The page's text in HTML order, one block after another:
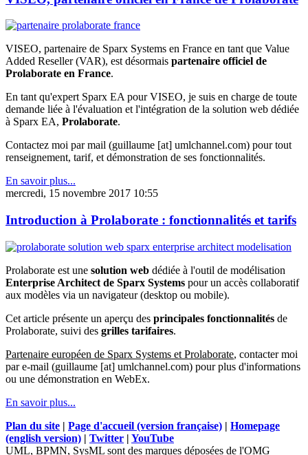
VISEO, partenaire de Sparx Systems en France en tant que Value
Added Reseller (VAR), est désormais partenaire officiel de
Prolaborate en France.
En tant qu'expert Sparx EA pour VISEO, je suis en charge de toute
demande liée à l'évaluation et l'intégration de la solution web dédiée
à Sparx EA, Prolaborate.
Contactez moi par mail (guillaume [at] umlchannel.com) pour tout
renseignement, tarif, et démonstration de ses fonctionnalités.
En savoir plus...
mercredi, 15 novembre 2017 10:55
Introduction à Prolaborate : fonctionnalités et tarifs
Prolaborate est une solution web dédiée à l'outil de modélisation
Enterprise Architect de Sparx Systems pour un accès collaboratif
aux modèles via un navigateur (desktop ou mobile).
Cet article présente un aperçu des principales fonctionnalités de
Prolaborate, suivi des grilles tarifaires.
Partenaire européen de Sparx Systems et Prolaborate, contacter moi
par e-mail (guillaume [at] umlchannel.com) pour plus d'informations
ou une démonstration en WebEx.
En savoir plus...
Plan du site | Page d'accueil (version française) | Homepage
(english version) | Twitter | YouTube
UML, BPMN, SysML sont des marques déposées de l'OMG